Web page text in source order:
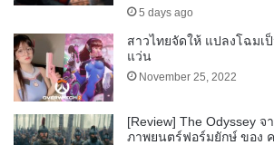
5 days ago
สาวไทยจัดให้ แปลงโฉมเ
แว่น
November 25, 2022
[Review] The Odyssey
ภาพยนตร์ฟอร์มยักษ์ ของ